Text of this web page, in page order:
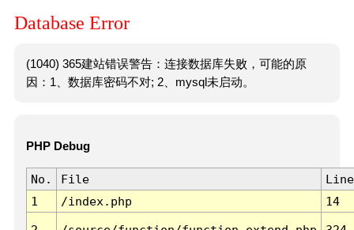
Database Error
(1040) 365建站错误警告：连接数据库失败，可能的原
因：1、数据库密码不对; 2、mysql未启动。
PHP Debug
No. File
Line
1
/index.php 14